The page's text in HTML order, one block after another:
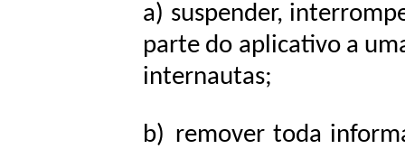
a) suspender,
parte do aplicativo a
internautas;
b) remover toda